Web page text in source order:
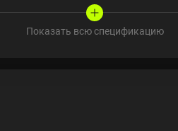
Показать всю спецификацию